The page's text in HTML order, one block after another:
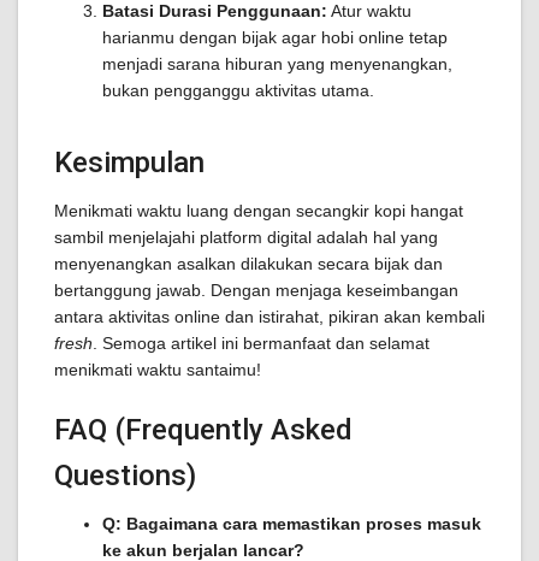
Batasi Durasi Penggunaan: Atur waktu
harianmu dengan bijak agar hobi online tetap
menjadi sarana hiburan yang menyenangkan,
bukan pengganggu aktivitas utama.
Kesimpulan
Menikmati waktu luang dengan secangkir kopi hangat
sambil menjelajahi platform digital adalah hal yang
menyenangkan asalkan dilakukan secara bijak dan
bertanggung jawab. Dengan menjaga keseimbangan
antara aktivitas online dan istirahat, pikiran akan kembali
fresh . Semoga artikel ini bermanfaat dan selamat
menikmati waktu santaimu!
FAQ (Frequently Asked
Questions)
Q: Bagaimana cara memastikan proses masuk
ke akun berjalan lancar?